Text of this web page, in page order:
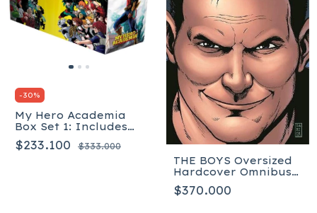
-30%
My Hero Academia
Box Set 1: Includes
volumes 1-20 - Inglés
$233.100 $333.000
THE BOYS Oversized
Hardcover Omnibus
Volume 3 Signed -
Inglés
$370.000